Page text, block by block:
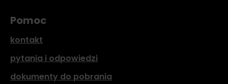
Pomoc
kontakt
pytania i odpowiedzi
dokumenty do pobrania